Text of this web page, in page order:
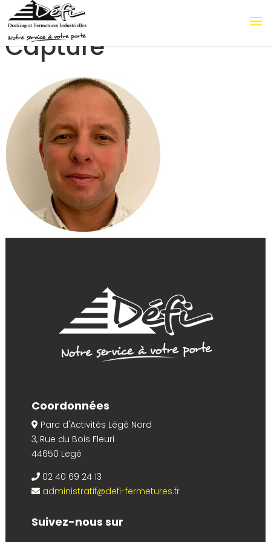
Capture
Coordonnées
Parc d'Activités Légé Nord
3, Rue du Bois Fleuri
44650 Legé
02 40 69 24 13
administratif@defi-fermetures.fr
Suivez-nous sur